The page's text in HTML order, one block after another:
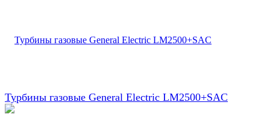
Турбины газовые General Electric LM2500+SAC